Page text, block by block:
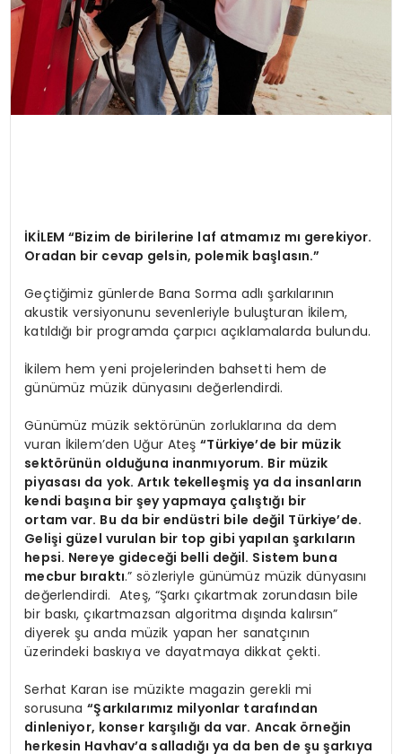
İKİLEM “Bizim de birilerine laf atmamız mı gerekiyor.
Oradan bir cevap gelsin, polemik başlasın.”
Geçtiğimiz günlerde Bana Sorma adlı şarkılarının
akustik versiyonunu sevenleriyle buluşturan İkilem,
katıldığı bir programda çarpıcı açıklamalarda bulundu.
İkilem hem yeni projelerinden bahsetti hem de
günümüz müzik dünyasını değerlendirdi.
Günümüz müzik sektörünün zorluklarına da dem
vuran İkilem’den Uğur Ateş“Türkiye’de bir müzik
sektörünün olduğuna inanmıyorum. Bir müzik
piyasası da yok. Artık tekelleşmiş ya da insanların
kendi başına bir şey yapmaya çalıştığı bir
ortam var. Bu da bir endüstri bile değil Türkiye’de.
Gelişi güzel vurulan bir top gibi yapılan şarkıların
hepsi. Nereye gideceği belli değil. Sistem buna
mecbur bıraktı.” sözleriyle günümüz müzik dünyasını
değerlendirdi. Ateş, “Şarkı çıkartmak zorundasın bile
bir baskı, çıkartmazsan algoritma dışında kalırsın”
diyerek şu anda müzik yapan her sanatçının
üzerindeki baskıya ve dayatmaya dikkat çekti.
Serhat Karan ise müzikte magazin gerekli mi
sorusuna“Şarkılarımız milyonlar tarafından
dinleniyor, konser karşılığı da var. Ancak örneğin
herkesin Havhav’a salladığı ya da ben de şu şarkıya